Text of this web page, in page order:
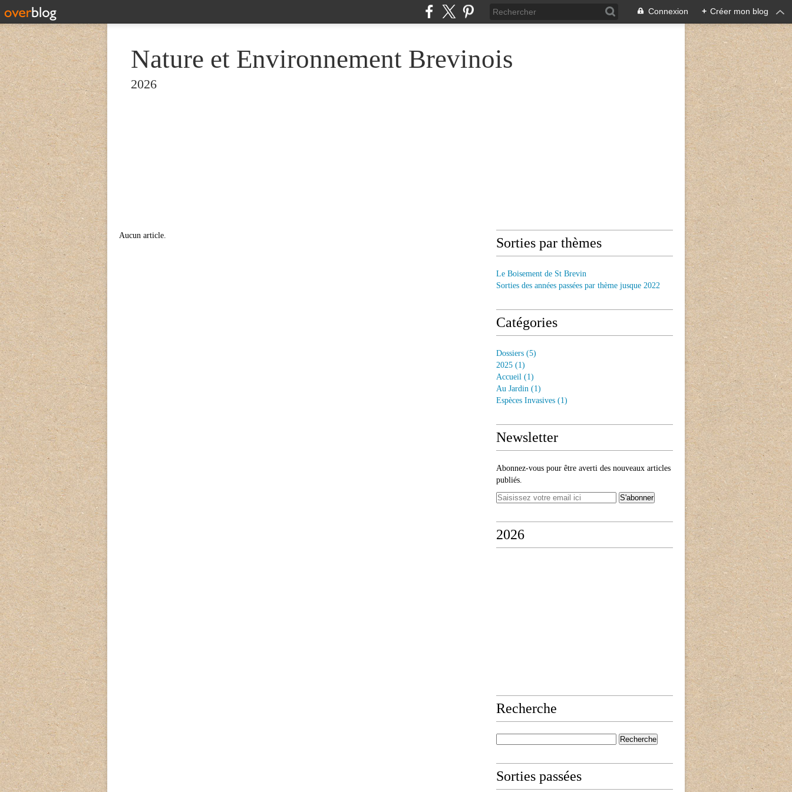
Connexion + Créer mon blog
Nature et Environnement Brevinois
2026
Aucun article. Sorties par thèmes
Le Boisement de St Brevin
Sorties des années passées par thème jusque 2022
Catégories
Dossiers (5)
2025 (1)
Accueil (1)
Au Jardin (1)
Espèces Invasives (1)
Newsletter
Abonnez-vous pour être averti des nouveaux articles
publiés.
2026
Recherche
Sorties passées